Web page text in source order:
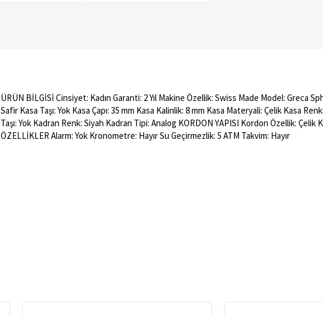
ÜRÜN BİLGİSİ Cinsiyet: Kadın Garanti: 2 Yıl Makine Özellik: Swiss Made Model: Greca
Safir Kasa Taşı: Yok Kasa Çapı: 35 mm Kasa Kalinlik: 8 mm Kasa Materyali: Çelik Kasa
Taşı: Yok Kadran Renk: Siyah Kadran Tipi: Analog KORDON YAPISI Kordon Özellik:
ÖZELLİKLER Alarm: Yok Kronometre: Hayır Su Geçirmezlik: 5 ATM Takvim: Hayır